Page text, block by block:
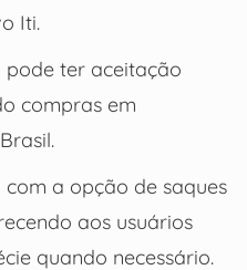
Iti.
pode ter aceitação
compras em
a opção de saques
aos usuários
quando necessário.